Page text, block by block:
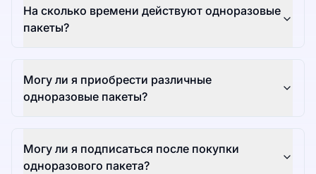
На сколько времени действуют одноразовые
пакеты?
Могу ли я приобрести различные
одноразовые пакеты?
Могу ли я подписаться после покупки
одноразового пакета?